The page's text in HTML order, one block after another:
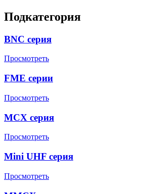
Подкатегория
BNC серия
Просмотреть
FME серии
Просмотреть
MCX серия
Просмотреть
Mini UHF серия
Просмотреть